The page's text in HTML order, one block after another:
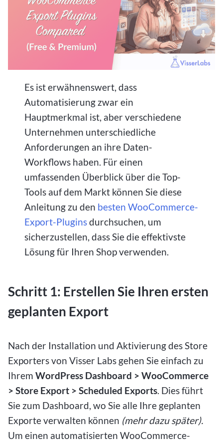
Es ist erwähnenswert, dass
Automatisierung zwar ein
Hauptmerkmal ist, aber verschiedene
Unternehmen unterschiedliche
Anforderungen an ihre Daten-
Workflows haben. Für einen
umfassenden Überblick über die Top-
Tools auf dem Markt können Sie diese
Anleitung zu den besten WooCommerce-
Export-Pluginsdurchsuchen, um
sicherzustellen, dass Sie die effektivste
Lösung für Ihren Shop verwenden.
Schritt 1: Erstellen Sie Ihren ersten
geplanten Export
Nach der Installation und Aktivierung des Store
Exporters von Visser Labs gehen Sie einfach zu
Ihrem WordPress Dashboard > WooCommerce
> Store Export > Scheduled Exports. Dies führt
Sie zum Dashboard, wo Sie alle Ihre geplanten
Exporte verwalten können (mehr dazu später).
Um einen automatisierten WooCommerce-